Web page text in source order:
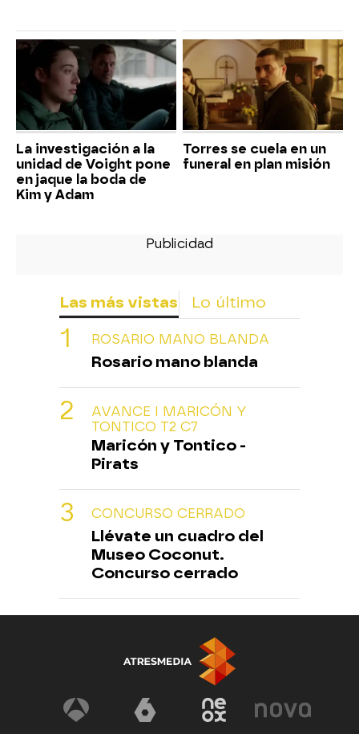
La investigación a la
unidad de Voight pone
en jaque la boda de
Kim y Adam
Torres se cuela en un
funeral en plan misión
Las más vistas Lo último
ROSARIO MANO BLANDA
Rosario mano blanda
AVANCE I MARICÓN Y
TONTICO T2 C7
Maricón y Tontico -
Pirats
CONCURSO CERRADO
Llévate un cuadro del
Museo Coconut.
Concurso cerrado